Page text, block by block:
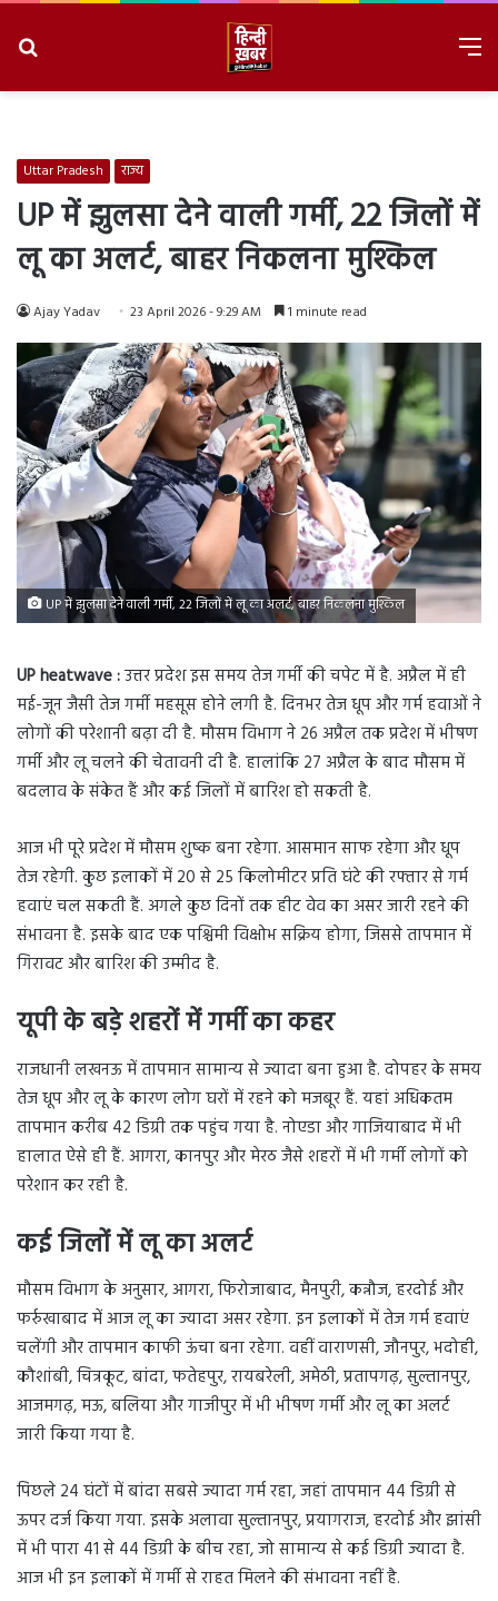
Uttar Pradesh राज्य
UP में झुलसा देने वाली गर्मी, 22 जिलों में
लू का अलर्ट, बाहर निकलना मुश्किल
Ajay Yadav 23 April 2026 - 9:29 AM 1 minute read
UP में झुलसा देने वाली गर्मी, 22 जिलों में लू का अलर्ट, बाहर निकलना मुश्किल
UP heatwave :उत्तर प्रदेश इस समय तेज गर्मी की चपेट में है. अप्रैल में ही
मई-जून जैसी तेज गर्मी महसूस होने लगी है. दिनभर तेज धूप और गर्म हवाओं ने
लोगों की परेशानी बढ़ा दी है. मौसम विभाग ने 26 अप्रैल तक प्रदेश में भीषण
गर्मी और लू चलने की चेतावनी दी है. हालांकि 27 अप्रैल के बाद मौसम में
बदलाव के संकेत हैं और कई जिलों में बारिश हो सकती है.
आज भी पूरे प्रदेश में मौसम शुष्क बना रहेगा. आसमान साफ रहेगा और धूप
तेज रहेगी. कुछ इलाकों में 20 से 25 किलोमीटर प्रति घंटे की रफ्तार से गर्म
हवाएं चल सकती हैं. अगले कुछ दिनों तक हीट वेव का असर जारी रहने की
संभावना है. इसके बाद एक पश्चिमी विक्षोभ सक्रिय होगा, जिससे तापमान में
गिरावट और बारिश की उम्मीद है.
यूपी के बड़े शहरों में गर्मी का कहर
राजधानी लखनऊ में तापमान सामान्य से ज्यादा बना हुआ है. दोपहर के समय
तेज धूप और लू के कारण लोग घरों में रहने को मजबूर हैं. यहां अधिकतम
तापमान करीब 42 डिग्री तक पहुंच गया है. नोएडा और गाजियाबाद में भी
हालात ऐसे ही हैं. आगरा, कानपुर और मेरठ जैसे शहरों में भी गर्मी लोगों को
परेशान कर रही है.
कई जिलों में लू का अलर्ट
मौसम विभाग के अनुसार, आगरा, फिरोजाबाद, मैनपुरी, कन्नौज, हरदोई और
फर्रुखाबाद में आज लू का ज्यादा असर रहेगा. इन इलाकों में तेज गर्म हवाएं
चलेंगी और तापमान काफी ऊंचा बना रहेगा. वहीं वाराणसी, जौनपुर, भदोही,
कौशांबी, चित्रकूट, बांदा, फतेहपुर, रायबरेली, अमेठी, प्रतापगढ़, सुल्तानपुर,
आजमगढ़, मऊ, बलिया और गाजीपुर में भी भीषण गर्मी और लू का अलर्ट
जारी किया गया है.
पिछले 24 घंटों में बांदा सबसे ज्यादा गर्म रहा, जहां तापमान 44 डिग्री से
ऊपर दर्ज किया गया. इसके अलावा सुल्तानपुर, प्रयागराज, हरदोई और झांसी
में भी पारा 41 से 44 डिग्री के बीच रहा, जो सामान्य से कई डिग्री ज्यादा है.
आज भी इन इलाकों में गर्मी से राहत मिलने की संभावना नहीं है.